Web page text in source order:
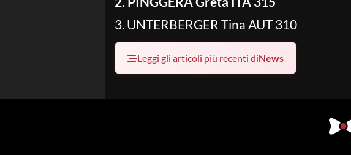
3. UNTERBERGER Tina AUT 310
Leggi gli articoli più recenti diNews